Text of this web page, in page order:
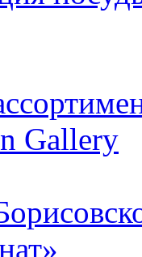
Gallery